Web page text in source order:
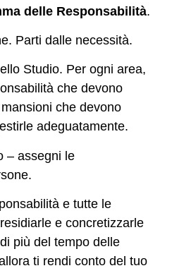
delle Responsabilità.
Parti dalle necessità.
Studio. Per ogni area,
che devono
che devono
adeguatamente.
– assegni le
e tutte le
e concretizzarle
più del tempo delle
ti rendi conto del tuo